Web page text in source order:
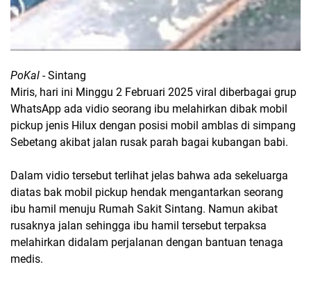
PoKal - Sintang
Miris, hari ini Minggu 2 Februari 2025 viral diberbagai grup
WhatsApp ada vidio seorang ibu melahirkan dibak mobil
pickup jenis Hilux dengan posisi mobil amblas di simpang
Sebetang akibat jalan rusak parah bagai kubangan babi.
Dalam vidio tersebut terlihat jelas bahwa ada sekeluarga
diatas bak mobil pickup hendak mengantarkan seorang
ibu hamil menuju Rumah Sakit Sintang. Namun akibat
rusaknya jalan sehingga ibu hamil tersebut terpaksa
melahirkan didalam perjalanan dengan bantuan tenaga
medis.